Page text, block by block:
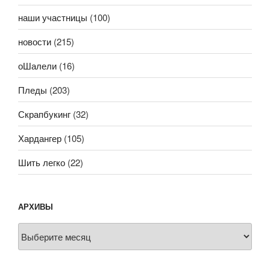
наши участницы (100)
новости (215)
оШалели (16)
Пледы (203)
Скрапбукинг (32)
Хардангер (105)
Шить легко (22)
АРХИВЫ